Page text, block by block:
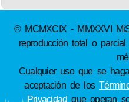
© MCMXCIX - MMXXVI
reproducción total o
Cualquier uso que se
aceptación de los
Privacidad que operan